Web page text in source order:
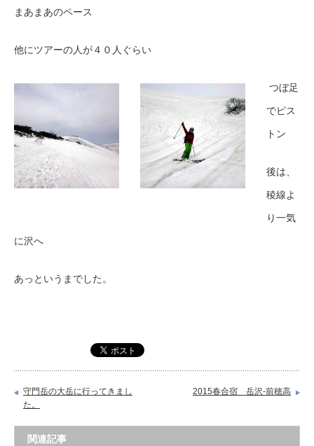
まあまあのペース
他にツアーの人が４０人ぐらい
つぼ足
でピス
トン
後は、
稜線よ
り一気
に沢へ
あっというまでした。
守門岳の大岳に行ってきまし
た。
2015春合宿 岳沢-前穂高
関連記事